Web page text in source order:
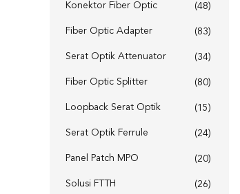
Konektor Fiber Optic (48)
Fiber Optic Adapter (83)
Serat Optik Attenuator (34)
Fiber Optic Splitter (80)
Loopback Serat Optik (15)
Serat Optik Ferrule (24)
Panel Patch MPO (20)
Solusi FTTH (26)